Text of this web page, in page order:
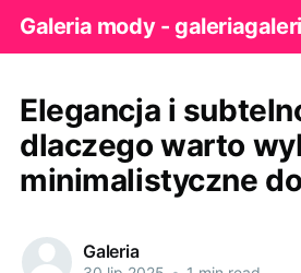
Galeria mody -
Elegancja i
dlaczego warto
minimalistyczne
Galeria